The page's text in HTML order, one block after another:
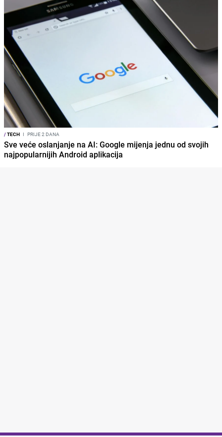
/TECH I PRIJE 2 DANA
Sve veće oslanjanje na AI: Google mijenja jednu od svojih
najpopularnijih Android aplikacija